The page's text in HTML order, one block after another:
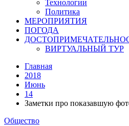
Технологии
Политика
МЕРОПРИЯТИЯ
ПОГОДА
ВИРТУАЛЬНЫЙ ТУР
Главная
2018
Июнь
14
Заметки про показавшую
Общество